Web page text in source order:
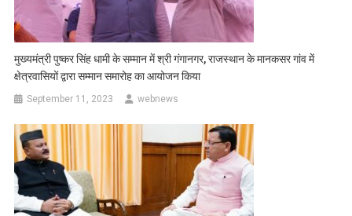
मुख्यमंत्री पुष्कर सिंह धामी के सम्मान में श्री गंगानगर, राजस्थान के मानकसर गांव में
क्षेत्रवासियों द्वारा सम्मान समारोह का आयोजन किया
September 11, 2023 webnews